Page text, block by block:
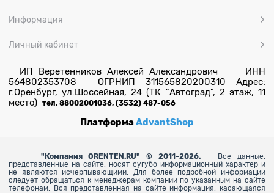
Информация
Личный кабинет
ИП Веретенников Алексей Александрович ИНН
564802353708 ОГРНИП 311565820200310 Адрес:
г.Оренбург, ул.Шоссейная, 24 (ТК "Автоград", 2 этаж, 11
место) тел. 88002001036, (3532) 487-056
ПлатформаAdvantShop
" Компания ORENTEN.RU" © 2011-2026.
Все данные,
представленные на сайте, носят сугубо информационный характер и
не являются исчерпывающими. Для более подробной информации
следует обращаться к менеджерам компании по указанным на сайте
телефонам. Вся представленная на сайте информация, касающаяся